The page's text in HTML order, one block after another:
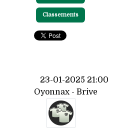
Classements
23-01-2025 21:00
Oyonnax - Brive